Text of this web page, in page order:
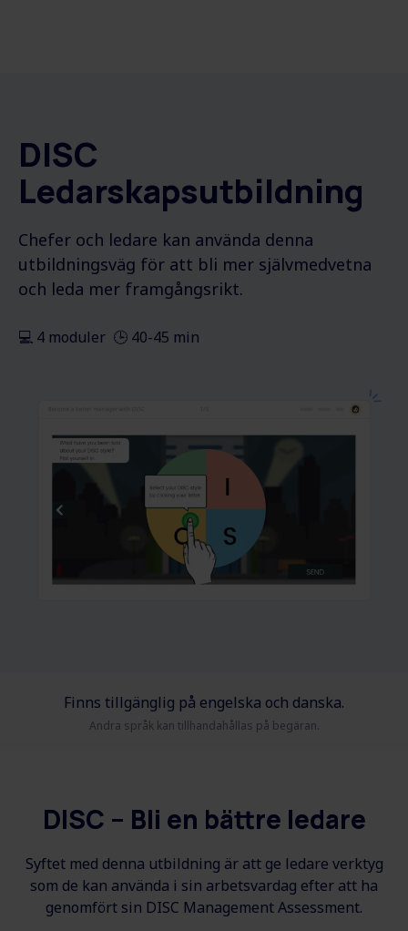
DISC
Ledarskapsutbildning
Chefer och ledare kan använda denna
utbildningsväg för att bli mer självmedvetna
och leda mer framgångsrikt.
💻 4 moduler 🕒 40-45 min
Finns tillgänglig på engelska och danska.
Andra språk kan tillhandahållas på begäran.
DISC – Bli en bättre ledare
Syftet med denna utbildning är att ge ledare verktyg
som de kan använda i sin arbetsvardag efter att ha
genomfört sin DISC Management Assessment.